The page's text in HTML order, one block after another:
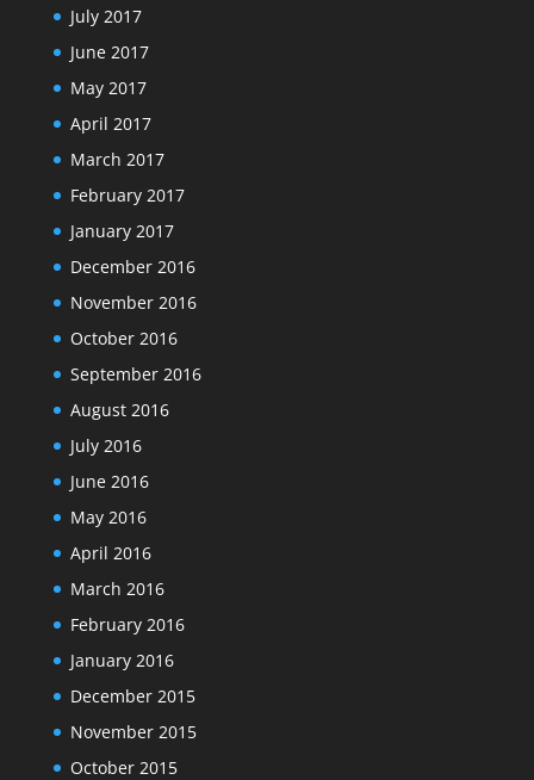
July 2017
June 2017
May 2017
April 2017
March 2017
February 2017
January 2017
December 2016
November 2016
October 2016
September 2016
August 2016
July 2016
June 2016
May 2016
April 2016
March 2016
February 2016
January 2016
December 2015
November 2015
October 2015